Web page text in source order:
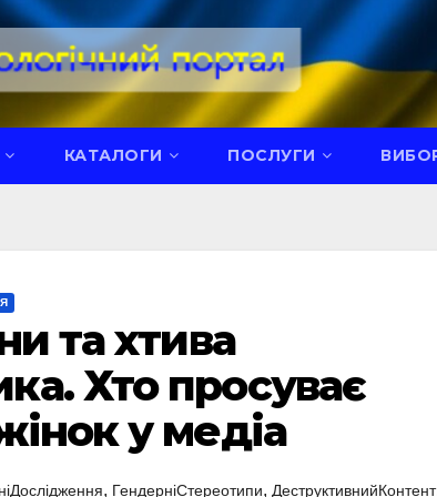
КАТАЛОГИ ПОСЛУГИ
та хтива
Хто просуває
у медіа
, ГендерніСтереотипи, ДеструктивнийКонтент